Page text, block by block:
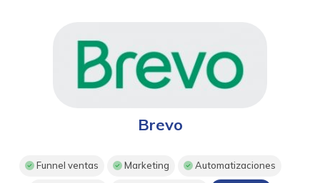
Brevo
Funnel ventas Marketing Automatizaciones